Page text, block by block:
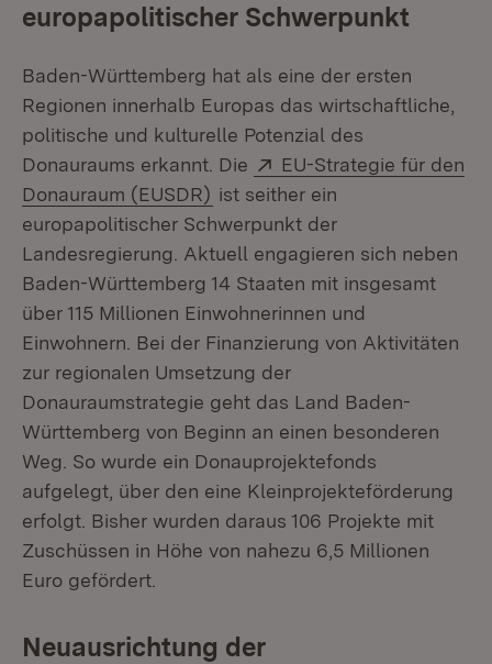
europapolitischer Schwerpunkt
Baden-Württemberg hat als eine der ersten
Regionen innerhalb Europas das wirtschaftliche,
politische und kulturelle Potenzial des
Donauraums erkannt. Die
Extern:
EU-Strategie für den
Donauraum (EUSDR) (Öffnet in neuem Fenster)
ist seither ein
europapolitischer Schwerpunkt der
Landesregierung. Aktuell engagieren sich neben
Baden-Württemberg 14 Staaten mit insgesamt
über 115 Millionen Einwohnerinnen und
Einwohnern. Bei der Finanzierung von Aktivitäten
zur regionalen Umsetzung der
Donauraumstrategie geht das Land Baden-
Württemberg von Beginn an einen besonderen
Weg. So wurde ein Donauprojektefonds
aufgelegt, über den eine Kleinprojekteförderung
erfolgt. Bisher wurden daraus 106 Projekte mit
Zuschüssen in Höhe von nahezu 6,5 Millionen
Euro gefördert.
Neuausrichtung der